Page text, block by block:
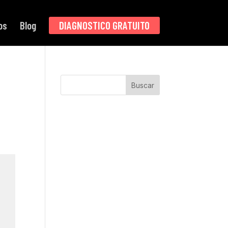
Blog DIAGNOSTICO GRATUITO
Buscar